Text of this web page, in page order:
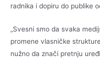
radnika i dopiru do publike
„Svesni smo da svaka
promene vlasničke
nužno da znači pretnju